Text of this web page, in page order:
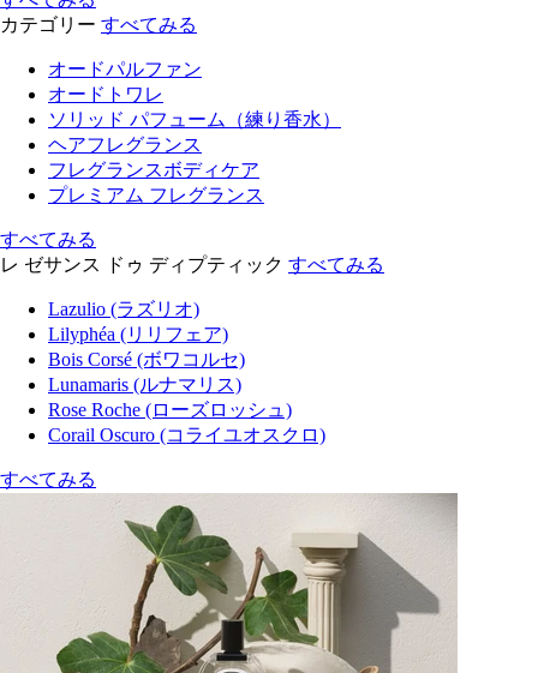
カテゴリー すべてみる
オードパルファン
オードトワレ
ソリッド パフューム（練り香水）
ヘアフレグランス
フレグランスボディケア
プレミアム フレグランス
すべてみる
レ ゼサンス ドゥ ディプティック すべてみる
Lazulio (ラズリオ)
Lilyphéa (リリフェア)
Bois Corsé (ボワコルセ)
Lunamaris (ルナマリス)
Rose Roche (ローズロッシュ)
Corail Oscuro (コライユオスクロ)
すべてみる